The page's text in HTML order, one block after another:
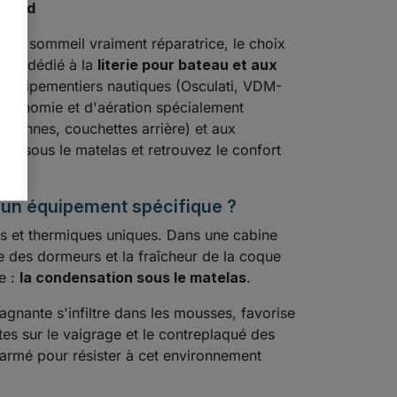
sommeil vraiment réparatrice, le choix
dédié à la literie pour bateau et aux
nautiques (Osculati, VDM-
et d'aération spécialement
couchettes arrière) et aux
sous le matelas et retrouvez le confort
équipement spécifique ?
et thermiques uniques. Dans une cabine
des dormeurs et la fraîcheur de la coque
: la condensation sous le matelas.
s'infiltre dans les mousses, favorise
sur le vaigrage et le contreplaqué des
pour résister à cet environnement